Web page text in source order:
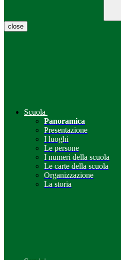
close
Scuola
Panoramica
Presentazione
I luoghi
Le persone
I numeri della scuola
Le carte della scuola
Organizzazione
La storia